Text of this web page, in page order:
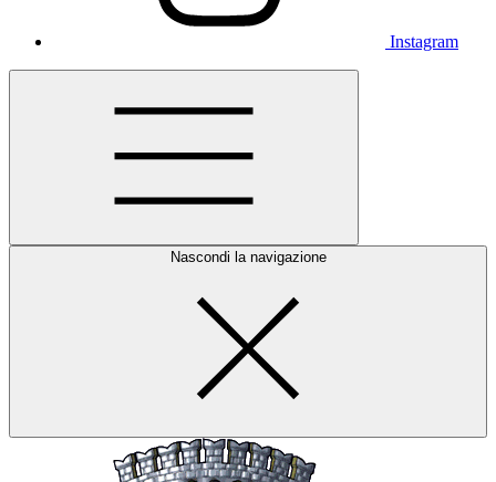
Instagram
Nascondi la navigazione